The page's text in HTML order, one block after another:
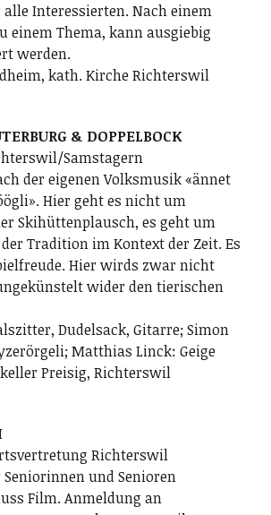
Interessierten. Nach einem
einem Thema, kann ausgiebig
werden.
kath. Kirche Richterswil
& DOPPELBOCK
Samstagern
der eigenen Volksmusik «ännet
Hier geht es nicht um
Skihüttenplausch, es geht um
Tradition im Kontext der Zeit. Es
Hier wirds zwar nicht
wider den tierischen
Dudelsack, Gitarre; ­Simon
Matthias Linck: Geige
Preisig, Richterswil
Richterswil
und Senioren
Film. Anmeldung an